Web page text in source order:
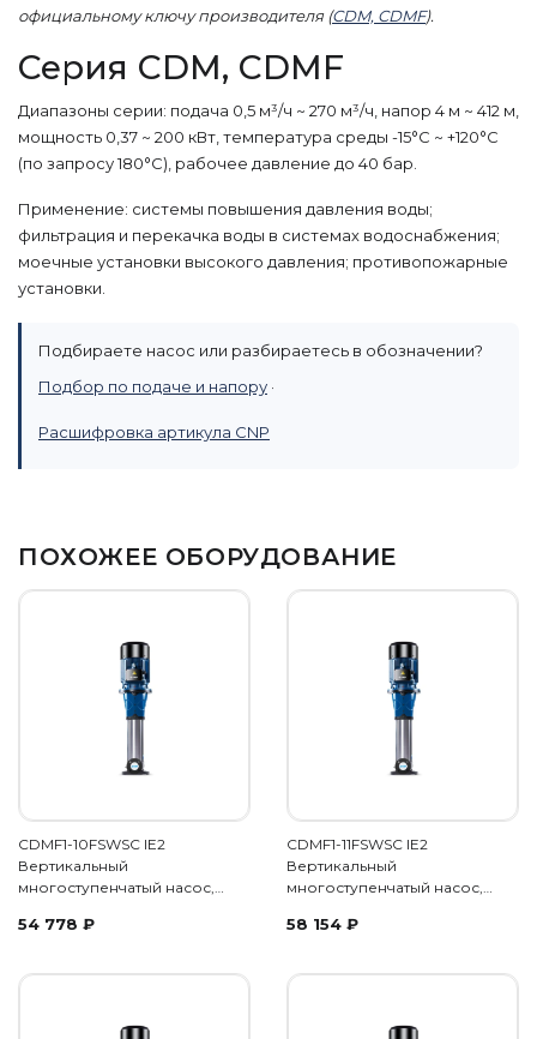
официальному ключу производителя (CDM, CDMF).
Серия CDM, CDMF
Диапазоны серии: подача 0,5 м³/ч ~ 270 м³/ч, напор 4 м ~ 412 м,
мощность 0,37 ~ 200 кВт, температура среды -15°С ~ +120°С
(по запросу 180°С), рабочее давление до 40 бар.
Применение: системы повышения давления воды;
фильтрация и перекачка воды в системах водоснабжения;
моечные установки высокого давления; противопожарные
установки.
Подбираете насос или разбираетесь в обозначении?
Подбор по подаче и напору ·
Расшифровка артикула CNP
ПОХОЖЕЕ ОБОРУДОВАНИЕ
CDMF1-10FSWSC IE2
Вертикальный
многоступенчатый насос,…
54 778 ₽
CDMF1-11FSWSC IE2
Вертикальный
многоступенчатый насос,…
58 154 ₽